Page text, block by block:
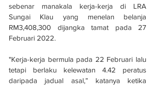
sebenar manakala kerja-kerja di LRA
Sungai Klau yang menelan belanja
RM3,408,300 dijangka tamat pada 27
Februari 2022.
"Kerja-kerja bermula pada 22 Februari lalu
tetapi berlaku kelewatan 4.42 peratus
daripada jadual asal,” katanya ketika